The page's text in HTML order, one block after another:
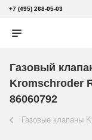
+7 (495) 268-05-03
Газовый
Kromschroder
86060792
Газовые клапаны